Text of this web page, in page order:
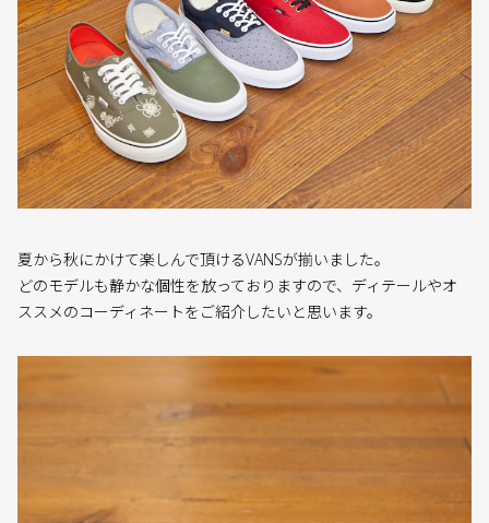
夏から秋にかけて楽しんで頂けるVANSが揃いました。
どのモデルも静かな個性を放っておりますので、ディテールやオ
ススメのコーディネートをご紹介したいと思います。